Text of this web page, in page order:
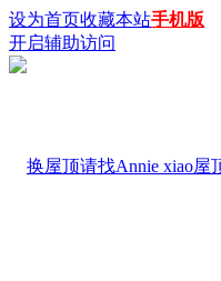
设为首页收藏本站手机版
开启辅助访问